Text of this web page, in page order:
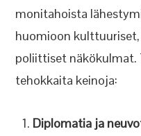
monitahoista
huomioon
poliittiset näkökulmat.
tehokkaita keinoja:
Diplomatia ja